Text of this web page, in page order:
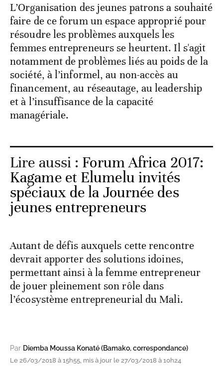
L’Organisation des jeunes patrons a souhaité
faire de ce forum un espace approprié pour
résoudre les problèmes auxquels les
femmes entrepreneurs se heurtent. Il s'agit
notamment de problèmes liés au poids de la
société, à l’informel, au non-accès au
financement, au réseautage, au leadership
et à l’insuffisance de la capacité
managériale.
Lire aussi : Forum Africa 2017:
Kagame et Elumelu invités
spéciaux de la Journée des
jeunes entrepreneurs
Autant de défis auxquels cette rencontre
devrait apporter des solutions idoines,
permettant ainsi à la femme entrepreneur
de jouer pleinement son rôle dans
l’écosystème entrepreneurial du Mali.
Par Diemba Moussa Konaté (Bamako, correspondance)
Le 26/03/2018 à 15h55, mis à jour le 27/03/2018 à 10h24